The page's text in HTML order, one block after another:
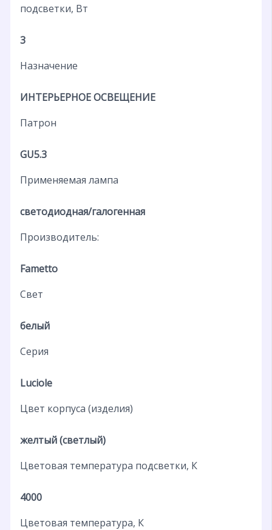
подсветки, Вт
3
Назначение
ИНТЕРЬЕРНОЕ ОСВЕЩЕНИЕ
Патрон
GU5.3
Применяемая лампа
светодиодная/галогенная
Производитель:
Fametto
Свет
белый
Серия
Luciole
Цвет корпуса (изделия)
желтый (светлый)
Цветовая температура подсветки, К
4000
Цветовая температура, К